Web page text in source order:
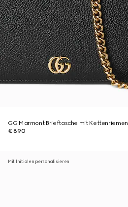
GG Marmont Brieftasche mit Kettenriemen
€ 890
Mit Initialen personalisieren